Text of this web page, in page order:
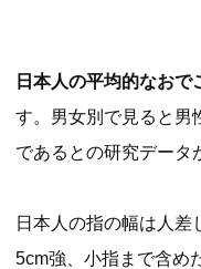
日本人の平均的なお
す。男女別で見ると男
であるとの研究データ
日本人の指の幅は人差
5cm強、小指まで含め